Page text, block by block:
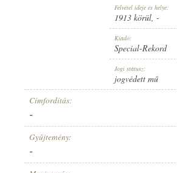
Felvétel ideje és helye:
1913 körül, -
Kiadó:
Special-Rekord
Jogi státusz:
jogvédett mű
Címfordítás:
-
Gyűjtemény:
-